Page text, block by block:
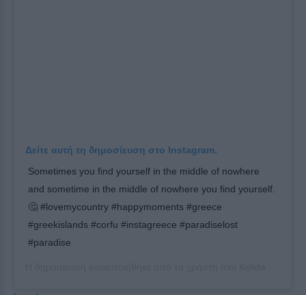
Δείτε αυτή τη δημοσίευση στο Instagram.
Sometimes you find yourself in the middle of nowhere
and sometime in the middle of nowhere you find yourself.
🤔 #lovemycountry #happymoments #greece
#greekislands #corfu #instagreece #paradiselost
#paradise